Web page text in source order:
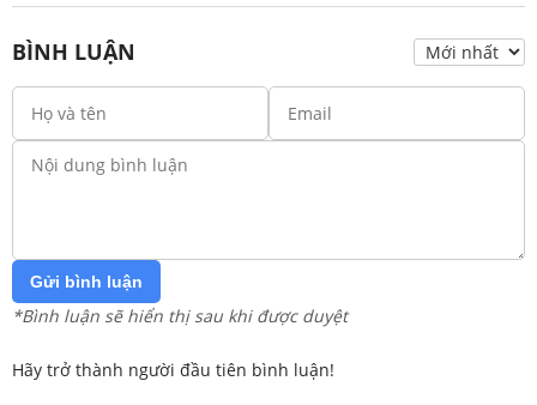
BÌNH LUẬN
Gửi bình luận
*Bình luận sẽ hiển thị sau khi được duyệt
Hãy trở thành người đầu tiên bình luận!